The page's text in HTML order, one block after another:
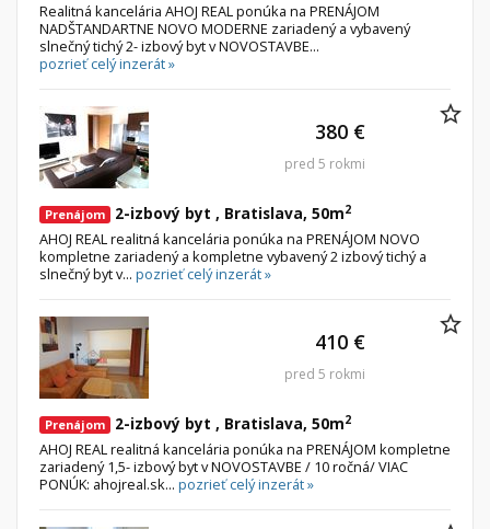
Realitná kancelária AHOJ REAL ponúka na PRENÁJOM
NADŠTANDARTNE NOVO MODERNE zariadený a vybavený
slnečný tichý 2- izbový byt v NOVOSTAVBE...
pozrieť celý inzerát »
Prenájom 2-izbový byt , Bratislava, 50m2
AHOJ REAL realitná kancelária ponúka na PRENÁJOM NOVO
kompletne zariadený a kompletne vybavený 2 izbový tichý a
slnečný byt v... pozrieť celý inzerát »
380 €
pred 5 rokmi
Prenájom 2-izbový byt , Bratislava, 50m2
AHOJ REAL realitná kancelária ponúka na PRENÁJOM kompletne
zariadený 1,5- izbový byt v NOVOSTAVBE / 10 ročná/ VIAC
PONÚK: ahojreal.sk... pozrieť celý inzerát »
410 €
pred 5 rokmi